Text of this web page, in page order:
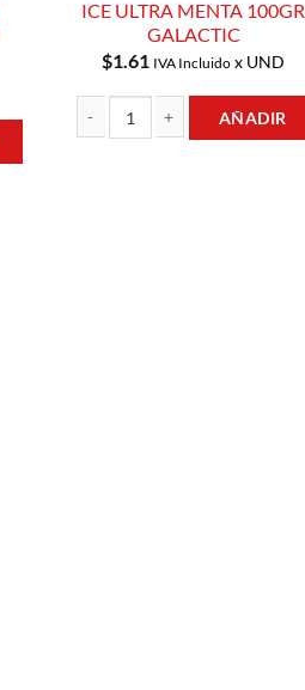
ICE ULTRA MENTA 100GR
GALACTIC
$1.61 IVA Incluido x UND
AÑADIR